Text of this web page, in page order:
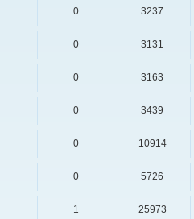
0 3237
0 3131
0 3163
0 3439
0 10914
0 5726
1 25973